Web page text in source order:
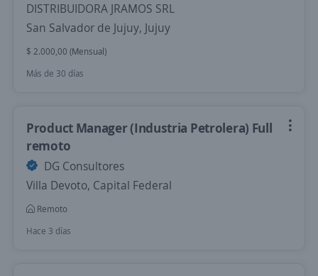
DISTRIBUIDORA JRAMOS SRL
San Salvador de Jujuy, Jujuy
$ 2.000,00 (Mensual)
Más de 30 días
Product Manager (Industria Petrolera) Full
remoto
DG Consultores
Villa Devoto, Capital Federal
Remoto
Hace 3 días